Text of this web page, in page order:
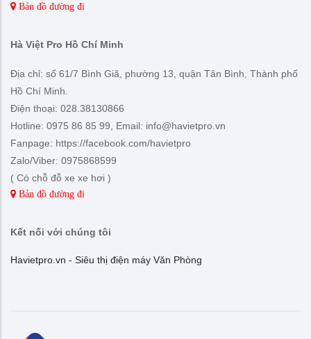
Bản đồ đường đi
Hà Việt Pro Hồ Chí Minh
Địa chỉ: số 61/7 Bình Giã, phường 13, quận Tân Bình, Thành phố
Hồ Chí Minh.
Điện thoại: 028.38130866
Hotline: 0975 86 85 99, Email: info@havietpro.vn
Fanpage: https://facebook.com/havietpro
Zalo/Viber: 0975868599
( Có chỗ đỗ xe xe hơi )
Bản đồ đường đi
Kết nối với chúng tôi
Havietpro.vn - Siêu thị điện máy Văn Phòng